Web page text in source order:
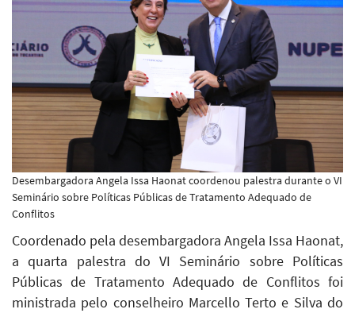
Desembargadora Angela Issa Haonat coordenou palestra durante o VI
Seminário sobre Políticas Públicas de Tratamento Adequado de
Conflitos
Coordenado pela desembargadora Angela Issa Haonat,
a quarta palestra do VI Seminário sobre Políticas
Públicas de Tratamento Adequado de Conflitos foi
ministrada pelo conselheiro Marcello Terto e Silva do